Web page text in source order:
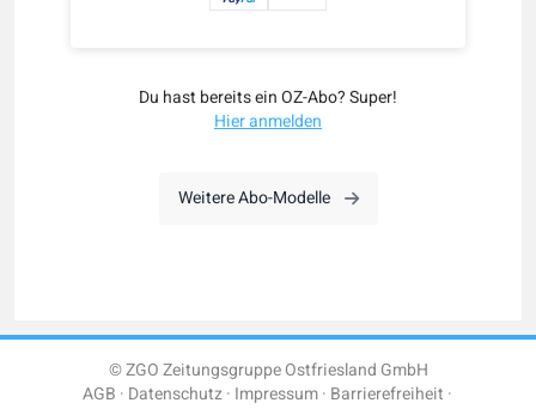
Du hast bereits ein OZ-Abo? Super!
Hier anmelden
Weitere Abo-Modelle
© ZGO Zeitungsgruppe Ostfriesland GmbH
AGB Datenschutz Impressum Barrierefreiheit